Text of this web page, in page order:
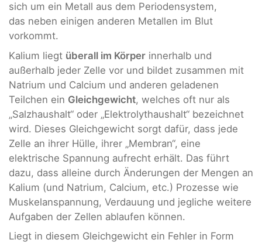
sich um ein Metall aus dem Periodensystem,
das neben einigen anderen Metallen im Blut
vorkommt.
Kalium liegt überall im Körper innerhalb und
außerhalb jeder Zelle vor und bildet zusammen mit
Natrium und Calcium und anderen geladenen
Teilchen ein Gleichgewicht, welches oft nur als
„Salzhaushalt“ oder „Elektrolythaushalt“ bezeichnet
wird. Dieses Gleichgewicht sorgt dafür, dass jede
Zelle an ihrer Hülle, ihrer „Membran“, eine
elektrische Spannung aufrecht erhält. Das führt
dazu, dass alleine durch Änderungen der Mengen an
Kalium (und Natrium, Calcium, etc.) Prozesse wie
Muskelanspannung, Verdauung und jegliche weitere
Aufgaben der Zellen ablaufen können.
Liegt in diesem Gleichgewicht ein Fehler in Form